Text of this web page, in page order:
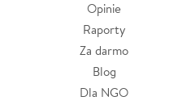
Opinie
Raporty
Za darmo
Blog
Dla NGO